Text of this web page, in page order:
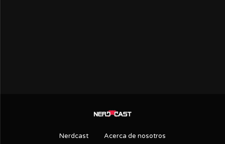
Nerdcast Acerca de nosotros